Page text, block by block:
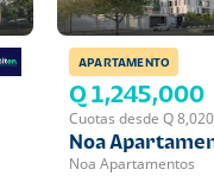
APARTAMENTO
Q 1,245,000
Cuotas desde Q
Noa
Noa Apartamentos